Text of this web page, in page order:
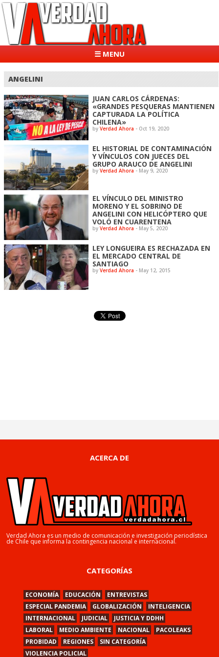
☰ MENU
ANGELINI
JUAN CARLOS CÁRDENAS:
«GRANDES PESQUERAS MANTIENEN
CAPTURADA LA POLÍTICA
CHILENA»
byVerdad Ahora - Oct 19, 2020
EL HISTORIAL DE CONTAMINACIÓN
Y VÍNCULOS CON JUECES DEL
GRUPO ARAUCO DE ANGELINI
byVerdad Ahora - May 9, 2020
EL VÍNCULO DEL MINISTRO
MORENO Y EL SOBRINO DE
ANGELINI CON HELICÓPTERO QUE
VOLÓ EN CUARENTENA
byVerdad Ahora - May 5, 2020
LEY LONGUEIRA ES RECHAZADA EN
EL MERCADO CENTRAL DE
SANTIAGO
byVerdad Ahora - May 12, 2015
ACERCA DE
Verdad Ahora es un medio de comunicación e investigación periodística
de Chile que informa la contingencia nacional e internacional.
CATEGORÍAS
ECONOMÍA EDUCACIÓN
ENTREVISTAS
ESPECIAL PANDEMIA
GLOBALIZACIÓN
INTELIGENCIA
INTERNACIONAL
JUDICIAL
JUSTICIA Y DDHH
LABORAL
MEDIO AMBIENTE NACIONAL
PACOLEAKS
PROBIDAD
REGIONES
SIN CATEGORÍA
VIOLENCIA POLICIAL